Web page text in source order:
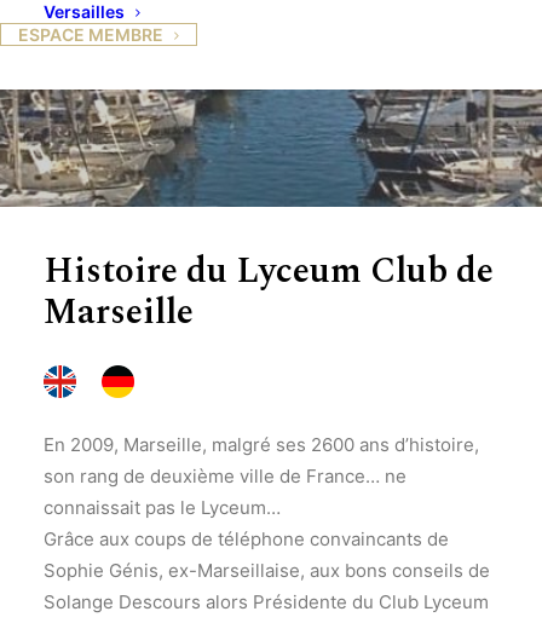
Versailles
ESPACE MEMBRE
Histoire du Lyceum Club de
Marseille
En 2009, Marseille, malgré ses 2600 ans d’histoire,
son rang de deuxième ville de France… ne
connaissait pas le Lyceum…
Grâce aux coups de téléphone convaincants de
Sophie Génis, ex-Marseillaise, aux bons conseils de
Solange Descours alors Présidente du Club Lyceum